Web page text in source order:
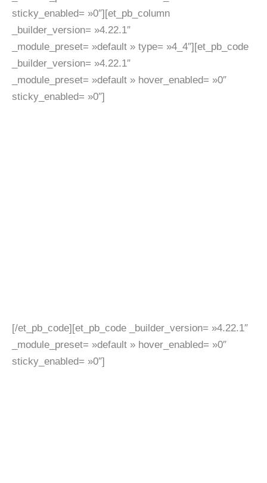
sticky_enabled= »0″][et_pb_column
_builder_version= »4.22.1″
_module_preset= »default » type= »4_4″][et_pb_code
_builder_version= »4.22.1″
_module_preset= »default » hover_enabled= »0″
sticky_enabled= »0″]
[/et_pb_code][et_pb_code _builder_version= »4.22.1″
_module_preset= »default » hover_enabled= »0″
sticky_enabled= »0″]